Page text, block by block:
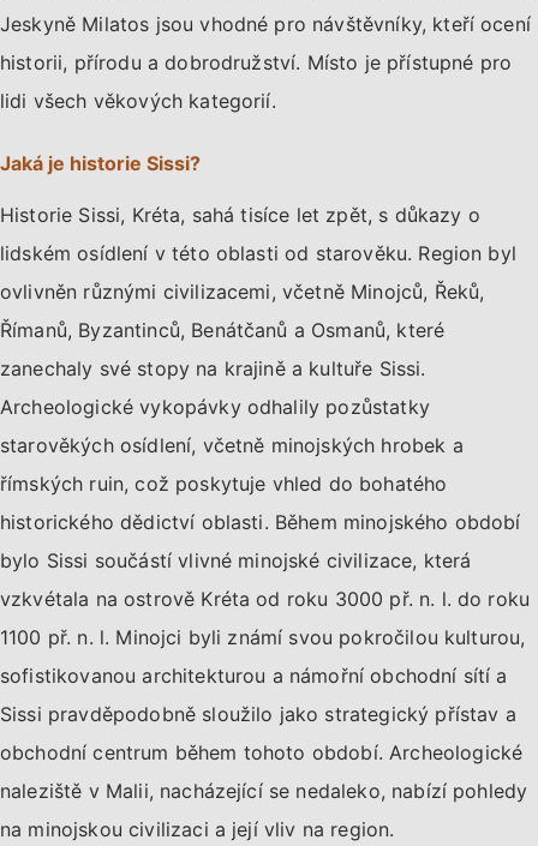
Jeskyně Milatos jsou vhodné pro návštěvníky, kteří ocení
historii, přírodu a dobrodružství. Místo je přístupné pro
lidi všech věkových kategorií.
Jaká je historie Sissi?
Historie Sissi, Kréta, sahá tisíce let zpět, s důkazy o
lidském osídlení v této oblasti od starověku. Region byl
ovlivněn různými civilizacemi, včetně Minojců, Řeků,
Římanů, Byzantinců, Benátčanů a Osmanů, které
zanechaly své stopy na krajině a kultuře Sissi.
Archeologické vykopávky odhalily pozůstatky
starověkých osídlení, včetně minojských hrobek a
římských ruin, což poskytuje vhled do bohatého
historického dědictví oblasti. Během minojského období
bylo Sissi součástí vlivné minojské civilizace, která
vzkvétala na ostrově Kréta od roku 3000 př. n. l. do roku
1100 př. n. l. Minojci byli známí svou pokročilou kulturou,
sofistikovanou architekturou a námořní obchodní sítí a
Sissi pravděpodobně sloužilo jako strategický přístav a
obchodní centrum během tohoto období. Archeologické
naleziště v Malii, nacházející se nedaleko, nabízí pohledy
na minojskou civilizaci a její vliv na region.